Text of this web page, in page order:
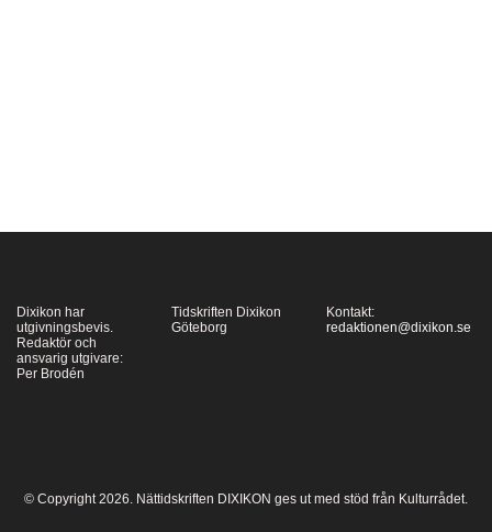
Landet är…
Dixikon har
utgivningsbevis.
Redaktör och
ansvarig utgivare:
Per Brodén
Tidskriften Dixikon
Göteborg
Kontakt:
redaktionen@dixikon.se
© Copyright 2026. Nättidskriften DIXIKON ges ut med stöd från Kulturrådet.